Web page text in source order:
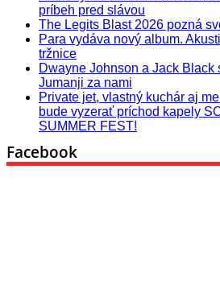
príbeh pred slávou
The Legits Blast 2026 pozná
Para vydáva nový album.
tržnice
Dwayne Johnson a Jack Black
Jumanji za nami
Private jet, vlastný kuchár aj
bude vyzerať príchod kapely
SUMMER FEST!
Facebook